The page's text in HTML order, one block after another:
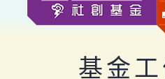
基金